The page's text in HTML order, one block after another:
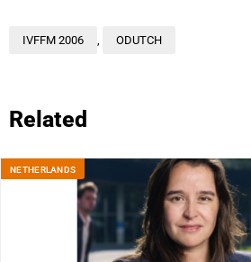
IVFFM 2006 ODUTCH
Related
NETHERLANDS